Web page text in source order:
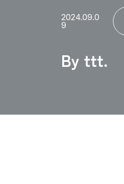
2024.09.0
9
By ttt.